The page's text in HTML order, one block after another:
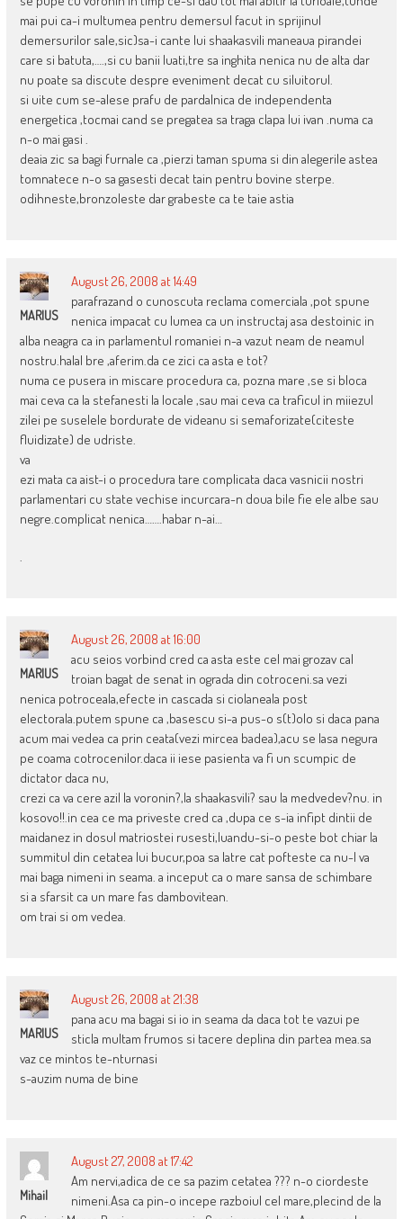
mai pui ca-i multumea pentru demersul facut in sprijinul
demersurilor sale,sic)sa-i cante lui shaakasvili maneaua pirandei
care si batuta,….,si cu banii luati,tre sa inghita nenica nu de alta dar
nu poate sa discute despre eveniment decat cu siluitorul.
si uite cum se-alese prafu de pardalnica de independenta
energetica ,tocmai cand se pregatea sa traga clapa lui ivan .numa ca
n-o mai gasi .
deaia zic sa bagi furnale ca ,pierzi taman spuma si din alegerile astea
tomnatece n-o sa gasesti decat tain pentru bovine sterpe.
odihneste,bronzoleste dar grabeste ca te taie astia
MARIUS
August 26, 2008 at 14:49
parafrazand o cunoscuta reclama comerciala ,pot spune
nenica impacat cu lumea ca un instructaj asa destoinic in
alba neagra ca in parlamentul romaniei n-a vazut neam de neamul
nostru.halal bre ,aferim.da ce zici ca asta e tot?
numa ce pusera in miscare procedura ca, pozna mare ,se si bloca
mai ceva ca la stefanesti la locale ,sau mai ceva ca traficul in miiezul
zilei pe suselele bordurate de videanu si semaforizate(citeste
fluidizate) de udriste.
va
ezi mata ca aist-i o procedura tare complicata daca vasnicii nostri
parlamentari cu state vechise incurcara-n doua bile fie ele albe sau
negre.complicat nenica…….habar n-ai…
.
MARIUS
August 26, 2008 at 16:00
acu seios vorbind cred ca asta este cel mai grozav cal
troian bagat de senat in ograda din cotroceni.sa vezi
nenica potroceala,efecte in cascada si ciolaneala post
electorala.putem spune ca ,basescu si-a pus-o s(t)olo si daca pana
acum mai vedea ca prin ceata(vezi mircea badea),acu se lasa negura
pe coama cotrocenilor.daca ii iese pasienta va fi un scumpic de
dictator daca nu,
crezi ca va cere azil la voronin?,la shaakasvili? sau la medvedev?nu. in
kosovo!!.in cea ce ma priveste cred ca ,dupa ce s-ia infipt dintii de
maidanez in dosul matriostei rusesti,luandu-si-o peste bot chiar la
summitul din cetatea lui bucur,poa sa latre cat pofteste ca nu-l va
mai baga nimeni in seama. a inceput ca o mare sansa de schimbare
si a sfarsit ca un mare fas dambovitean.
om trai si om vedea.
MARIUS
August 26, 2008 at 21:38
pana acu ma bagai si io in seama da daca tot te vazui pe
sticla multam frumos si tacere deplina din partea mea.sa
vaz ce mintos te-nturnasi
s-auzim numa de bine
Mihail
August 27, 2008 at 17:42
Am nervi,adica de ce sa pazim cetatea ??? n-o ciordeste
nimeni.Asa ca pin-o incepe razboiul cel mare,plecind de la